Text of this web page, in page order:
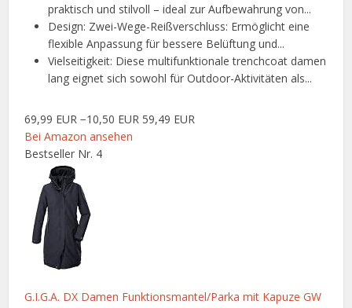
praktisch und stilvoll – ideal zur Aufbewahrung von...
Design: Zwei-Wege-Reißverschluss: Ermöglicht eine
flexible Anpassung für bessere Belüftung und...
Vielseitigkeit: Diese multifunktionale trenchcoat damen
lang eignet sich sowohl für Outdoor-Aktivitäten als...
69,99 EUR −10,50 EUR 59,49 EUR
Bei Amazon ansehen
Bestseller Nr. 4
G.I.G.A. DX Damen Funktionsmantel/Parka mit Kapuze GW